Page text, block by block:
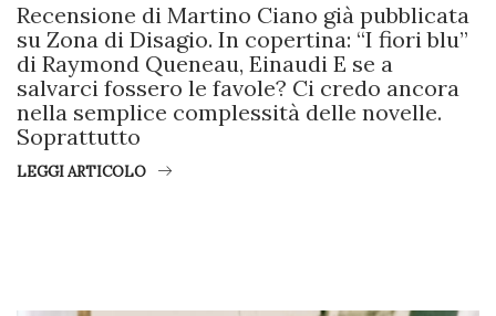
Recensione di Martino Ciano già pubblicata
su Zona di Disagio. In copertina: “I fiori blu”
di Raymond Queneau, Einaudi E se a
salvarci fossero le favole? Ci credo ancora
nella semplice complessità delle novelle.
Soprattutto
LEGGI ARTICOLO